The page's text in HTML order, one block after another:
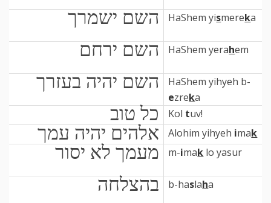
השם ישמרך HaShem yismereka
השם ירחם HaShem yerahem
השם יהיה בעזרך
HaShem yihyeh b-
ezreka
כל טוב Kol tuv!
אלהים יהיה עמך Alohim yihyeh imak
מעמך לא יסור m-imak lo yasur
בהצלחה b-haslaha